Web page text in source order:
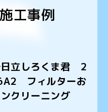
工事例
日立しろくま君 2
フィルターお
クリーニング